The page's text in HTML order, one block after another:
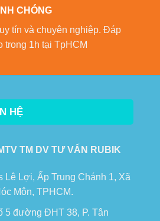
CHÓNG
tín và chuyên nghiệp. Đáp
trong 1h tại TpHCM
HỆ
TM DV TƯ VẤN RUBIK
Lê Lợi, Ấp Trung Chánh 1, Xã
Môn, TPHCM.
5 đường ĐHT 38, P. Tân